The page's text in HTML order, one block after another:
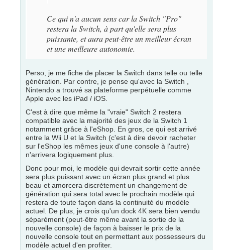
Ce qui n'a aucun sens car la Switch "Pro"
restera la Switch, à part qu'elle sera plus
puissante, et aura peut-être un meilleur écran
et une meilleure autonomie.
Perso, je me fiche de placer la Switch dans telle ou telle
génération. Par contre, je pense qu'avec la Switch ,
Nintendo a trouvé sa plateforme perpétuelle comme
Apple avec les iPad / iOS.
C'est à dire que même la "vraie" Switch 2 restera
compatible avec la majorité des jeux de la Switch 1
notamment grâce à l'eShop. En gros, ce qui est arrivé
entre la Wii U et la Switch (c'est à dire devoir racheter
sur l'eShop les mêmes jeux d'une console à l'autre)
n'arrivera logiquement plus.
Donc pour moi, le modèle qui devrait sortir cette année
sera plus puissant avec un écran plus grand et plus
beau et amorcera discrètement un changement de
génération qui sera total avec le prochain modèle qui
restera de toute façon dans la continuité du modèle
actuel. De plus, je crois qu'un dock 4K sera bien vendu
séparément (peut-être même avant la sortie de la
nouvelle console) de façon à baisser le prix de la
nouvelle console tout en permettant aux possesseurs du
modèle actuel d'en profiter.